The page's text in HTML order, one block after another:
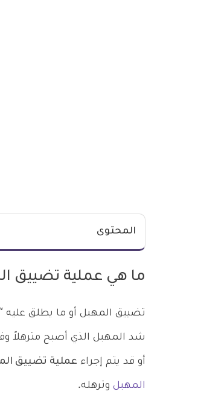
المحتوى
ما هي عملية تضييق
تضييق المهبل أو ما يطلق
شد المهبل الذي أصبح مترهلاً
أو قد يتم إجراء عملية تضييق
المهبل وترهله.